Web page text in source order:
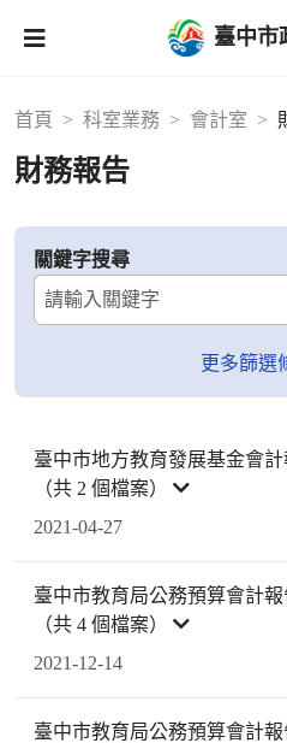
臺中市
首頁 科室業務 會計室
財務報告
關鍵字搜尋
更多篩選
臺中市地方教育發展基金會
（共 2 個檔案）
2021-04-27
臺中市教育局公務預算會計
（共 4 個檔案）
2021-12-14
臺中市教育局公務預算會計